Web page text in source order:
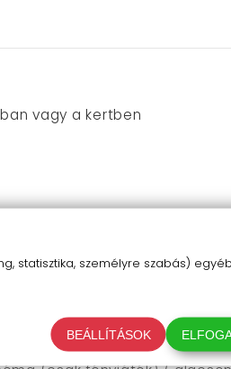
vagy a kertben
hogy csengetés esetén csak
ki. A gomb hosszan
statisztika, személyre szabás) egyéb
BEÁLLÍTÁSOK